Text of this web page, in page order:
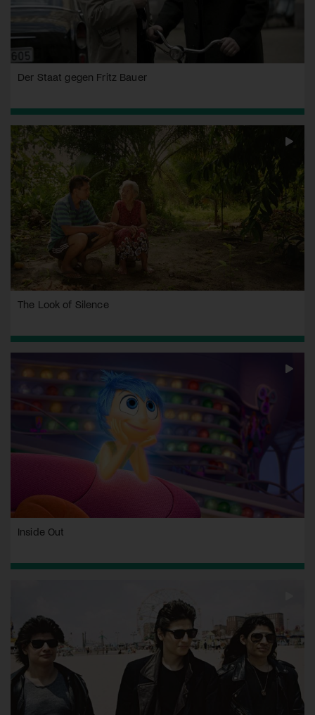
Der Staat gegen Fritz Bauer
The Look of Silence
Inside Out